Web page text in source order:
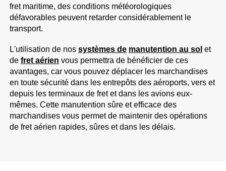
fret maritime, des conditions météorologiques
défavorables peuvent retarder considérablement le
transport.
L'utilisation de nossystèmes de manutention au sol et
defret aérien vous permettra de bénéficier de ces
avantages, car vous pouvez déplacer les marchandises
en toute sécurité dans les entrepôts des aéroports, vers et
depuis les terminaux de fret et dans les avions eux-
mêmes. Cette manutention sûre et efficace des
marchandises vous permet de maintenir des opérations
de fret aérien rapides, sûres et dans les délais.